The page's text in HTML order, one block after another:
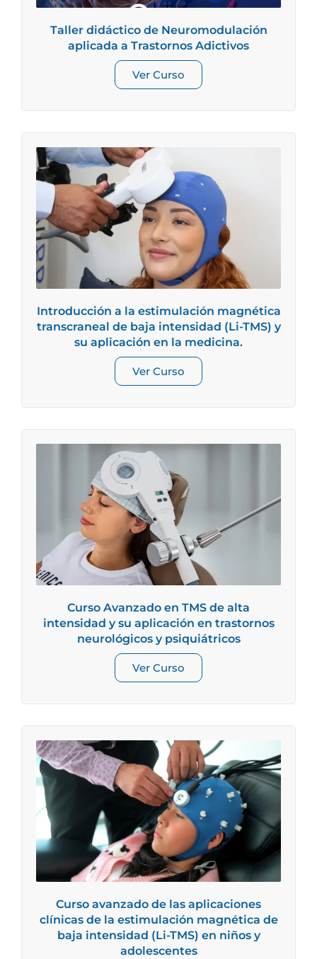
Taller didáctico de Neuromodulación
aplicada a Trastornos Adictivos
Ver Curso
Introducción a la estimulación magnética
transcraneal de baja intensidad (Li-TMS) y
su aplicación en la medicina.
Ver Curso
Curso Avanzado en TMS de alta
intensidad y su aplicación en trastornos
neurológicos y psiquiátricos
Ver Curso
Curso avanzado de las aplicaciones
clínicas de la estimulación magnética de
baja intensidad (Li-TMS) en niños y
adolescentes